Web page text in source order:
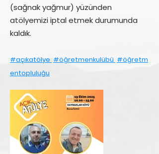
(sağnak yağmur) yüzünden
atölyemizi iptal etmek durumunda
kaldık.
#açıkatölye #öğretmenkulübü #öğretm
entopluluğu